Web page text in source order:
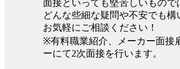
面接といっても堅苦しいもので
どんな些細な疑問や不安でも構
お気軽にご相談ください！
※有料職業紹介、メーカー面接
ーにて2次面接を行います。